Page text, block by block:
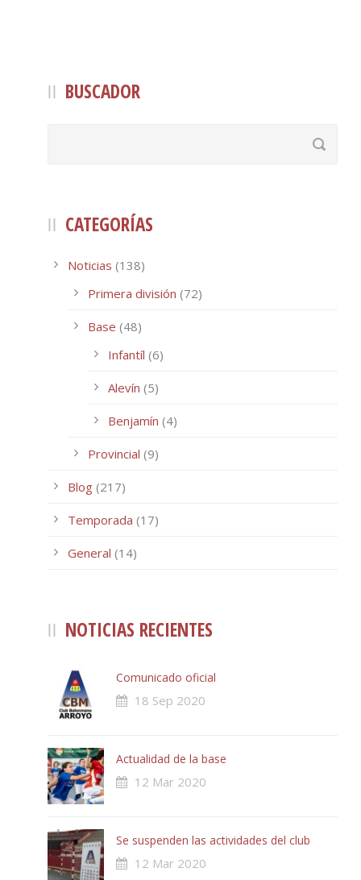
BUSCADOR
CATEGORÍAS
Noticias (138)
Primera división (72)
Base (48)
Infantíl (6)
Alevín (5)
Benjamín (4)
Provincial (9)
Blog (217)
Temporada (17)
General (14)
NOTICIAS RECIENTES
Comunicado oficial
18 Sep 2020
Actualidad de la base
12 Mar 2020
Se suspenden las actividades del club
12 Mar 2020